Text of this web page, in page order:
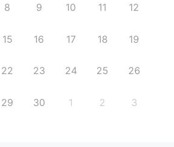
8 9 10 11 12
15 16 17 18 19
22 23 24 25 26
29 30 1 2 3